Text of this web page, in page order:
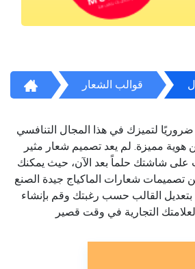
قوالب الشعار
لتميزك في هذا المجال التنافسي
مميزة. لم يعد تصميم شعار مثير
شاشتك حلماً بعد الآن، حيث يمكنك
تصميمات شعارات الماكياج جيدة الصنع
القالب حسب رغبتك وقم بإنشاء